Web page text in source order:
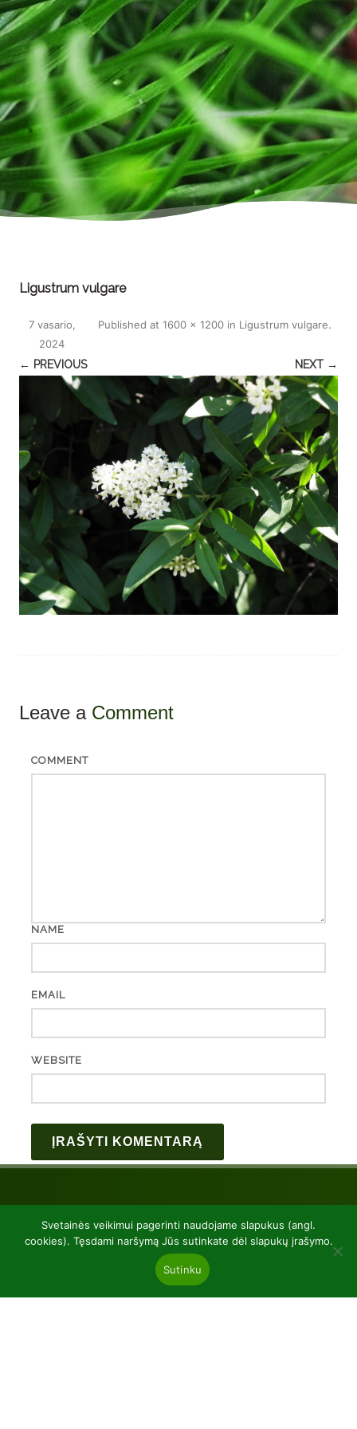
Ligustrum vulgare
Published
7 vasario,
2024
at 1600 × 1200 in Ligustrum vulgare.
← PREVIOUS NEXT →
Leave a Comment
COMMENT
NAME
EMAIL
WEBSITE
Svetainės veikimui pagerinti naudojame slapukus (angl.
cookies). Tęsdami naršymą Jūs sutinkate dėl slapukų įrašymo.
Sutinku